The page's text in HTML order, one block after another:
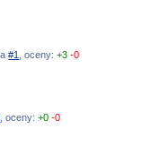
#1 , oceny:+3 -0
, oceny:+0 -0